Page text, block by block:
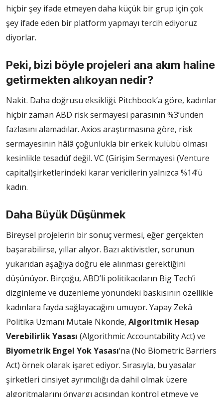
hiçbir şey ifade etmeyen daha küçük bir grup için çok
şey ifade eden bir platform yapmayı tercih ediyoruz
diyorlar.
Peki, bizi böyle projeleri ana akım haline
getirmekten alıkoyan nedir?
Nakit. Daha doğrusu eksikliği. Pitchbook’a göre, kadınlar
hiçbir zaman ABD risk sermayesi parasının %3’ünden
fazlasını alamadılar. Axios araştırmasına göre, risk
sermayesinin hâlâ çoğunlukla bir erkek kulübü olması
kesinlikle tesadüf değil. VC (Girişim Sermayesi (Venture
capital)şirketlerindeki karar vericilerin yalnızca %14’ü
kadın.
Daha Büyük Düşünmek
Bireysel projelerin bir sonuç vermesi, eğer gerçekten
başarabilirse, yıllar alıyor. Bazı aktivistler, sorunun
yukarıdan aşağıya doğru ele alınması gerektiğini
düşünüyor. Birçoğu, ABD’li politikacıların Big Tech’i
dizginleme ve düzenleme yönündeki baskısının özellikle
kadınlara fayda sağlayacağını umuyor. Yapay Zekâ
Politika Uzmanı Mutale Nkonde, Algoritmik Hesap
Verebilirlik Yasası (Algorithmic Accountability Act) ve
Biyometrik Engel Yok Yasası‘na (No Biometric Barriers
Act) örnek olarak işaret ediyor. Sırasıyla, bu yasalar
şirketleri cinsiyet ayrımcılığı da dahil olmak üzere
algoritmalarını önyargı açısından kontrol etmeye ve